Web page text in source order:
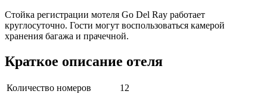
Стойка регистрации мотеля Go Del Ray работает
круглосуточно. Гости могут воспользоваться камерой
хранения багажа и прачечной.
Краткое описание отеля
Количество номеров
12